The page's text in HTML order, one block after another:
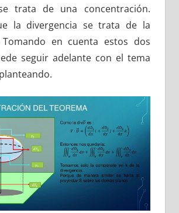
trata de una concentración.
la divergencia se trata de la
Tomando en cuenta estos dos
seguir adelante con el tema